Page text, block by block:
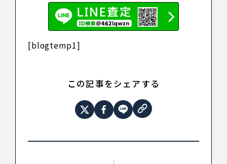
[blogtemp1]
この記事をシェアする